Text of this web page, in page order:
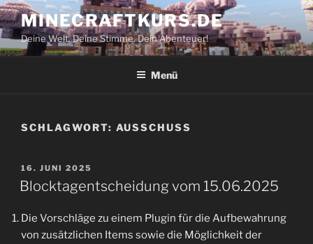
Zum
Inhalt
springen
MINECRAFTKURS.DE
Deine Welt. Deine Stimme. Dein Abenteuer!
Menü
SCHLAGWORT: AUSSCHUSS
VERÖFFENTLICHT
AM
16. JUNI 2025
Blocktagentscheidung vom 15.06.2025
Die Vorschläge zu einem Plugin für die Aufbewahrung
von zusätzlichen Items sowie die Möglichkeit der